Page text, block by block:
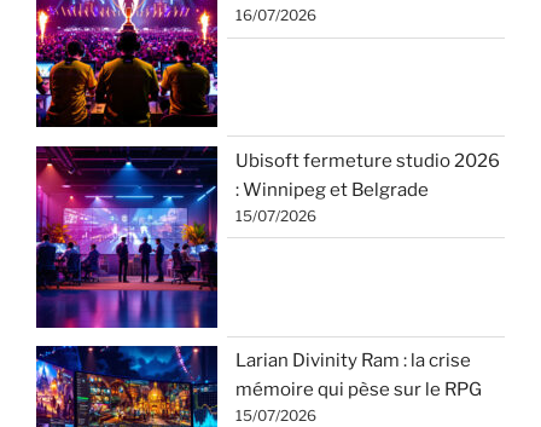
16/07/2026
Ubisoft fermeture studio 2026
: Winnipeg et Belgrade
15/07/2026
Larian Divinity Ram : la crise
mémoire qui pèse sur le RPG
15/07/2026